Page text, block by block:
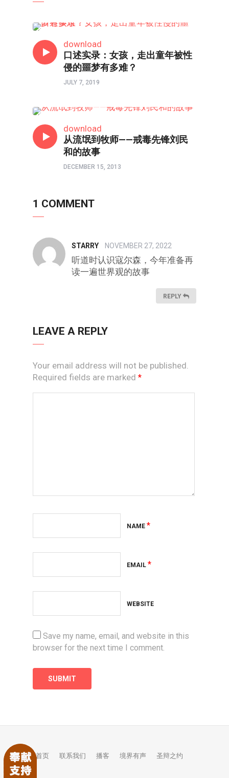
download
口述实录：女孩，走出童年被性
侵的噩梦有多难？
JULY 7, 2019
download
从流氓到牧师——戒毒先锋刘民
和的故事
DECEMBER 15, 2013
1 COMMENT
STARRY NOVEMBER 27, 2022
听道时认识寇尔森，今年准备再
读一遍世界观的故事
REPLY
LEAVE A REPLY
Your email address will not be published.
Required fields are marked *
NAME *
EMAIL *
WEBSITE
Save my name, email, and website in this
browser for the next time I comment.
首页 联系我们 播客 境界有声 圣辩之约